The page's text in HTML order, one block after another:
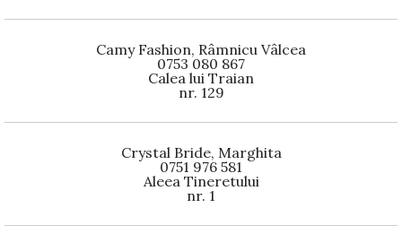
Camy Fashion, Râmnicu Vâlcea
0753 080 867
Calea lui Traian
nr. 129
Crystal Bride, Marghita
0751 976 581
Aleea Tineretului
nr. 1